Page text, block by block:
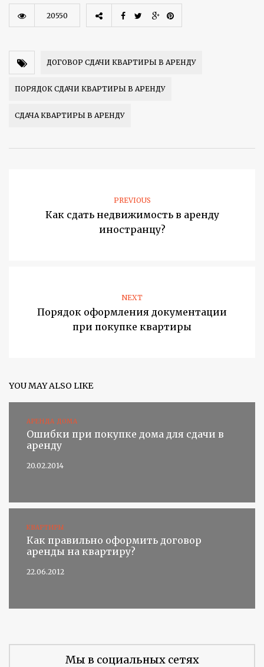
20550
ДОГОВОР СДАЧИ КВАРТИРЫ В АРЕНДУ
ПОРЯДОК СДАЧИ КВАРТИРЫ В АРЕНДУ
СДАЧА КВАРТИРЫ В АРЕНДУ
PREVIOUS
Как сдать недвижимость в аренду
иностранцу?
NEXT
Порядок оформления документации
при покупке квартиры
YOU MAY ALSO LIKE
АРЕНДА ДОМА
Ошибки при покупке дома для сдачи в
аренду
20.02.2014
КВАРТИРЫ
Как правильно оформить договор
аренды на квартиру?
22.06.2012
Мы в социальных сетях